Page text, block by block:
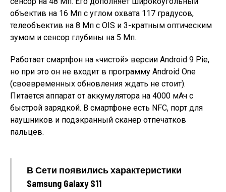
объектив на 16 Мп с углом охвата 117 градусов,
телеобъектив на 8 Мп с OIS и 3-кратным оптическим
зумом и сенсор глубины на 5 Мп.
Работает смартфон на «чистой» версии Android 9 Pie,
но при это он не входит в программу Android One
(своевременных обновления ждать не стоит).
Питается аппарат от аккумулятора на 4000 мАч с
быстрой зарядкой. В смартфоне есть NFC, порт для
наушников и подэкранный сканер отпечатков
пальцев.
В Сети появились характеристики
Samsung Galaxy S11